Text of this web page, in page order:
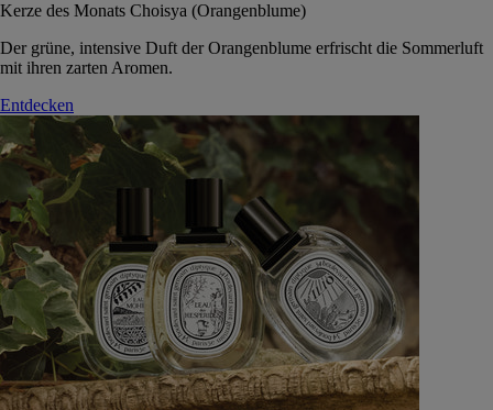
Kerze des Monats Choisya (Orangenblume)
Der grüne, intensive Duft der Orangenblume erfrischt die Sommerluft
mit ihren zarten Aromen.
Entdecken